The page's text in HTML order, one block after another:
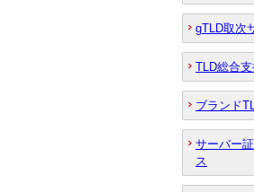
gTLD取次
TLD総合
ブランド
サーバー
ス